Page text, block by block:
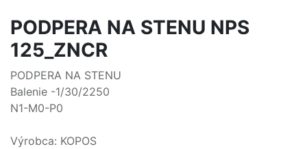
PODPERA NA STENU NPS
125_ZNCR
PODPERA NA STENU
Balenie -1/30/2250
N1-M0-P0
Výrobca: KOPOS